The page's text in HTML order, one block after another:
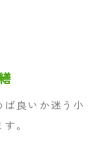
ば良いか迷う小
。